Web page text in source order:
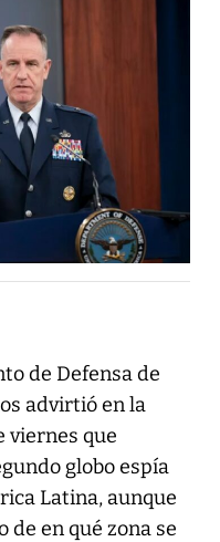
de Defensa de
advirtió en la
viernes que
globo espía
Latina, aunque
en qué zona se